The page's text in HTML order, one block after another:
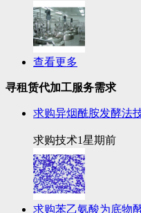
查看更多
寻租赁代加工服务需求
求购异烟酰胺发酵法
求购技术1星期前
求购苯乙氨酸为底物